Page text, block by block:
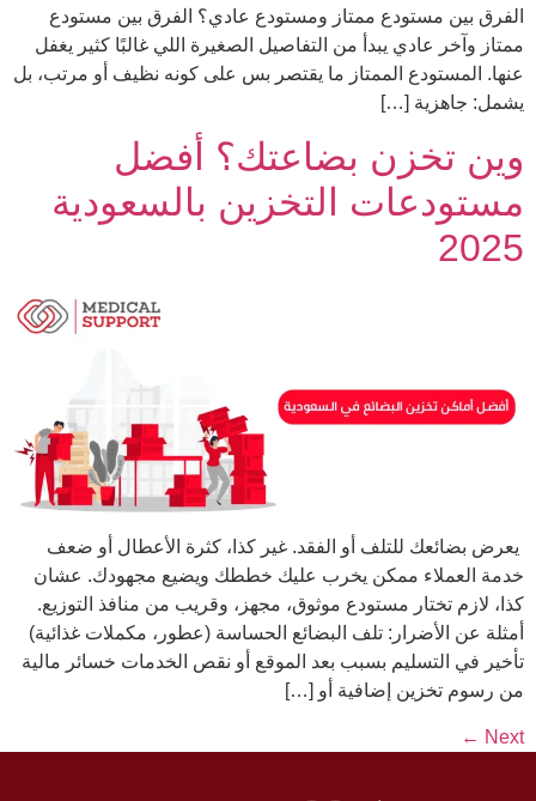
الفرق بين مستودع ممتاز ومستودع عادي؟ الفرق بين مستودع
ممتاز وآخر عادي يبدأ من التفاصيل الصغيرة اللي غالبًا كثير يغفل
عنها. المستودع الممتاز ما يقتصر بس على كونه نظيف أو مرتب، بل
يشمل: جاهزية […]
وين تخزن بضاعتك؟ أفضل
مستودعات التخزين بالسعودية
2025
يعرض بضائعك للتلف أو الفقد. غير كذا، كثرة الأعطال أو ضعف
خدمة العملاء ممكن يخرب عليك خططك ويضيع مجهودك. عشان
كذا، لازم تختار مستودع موثوق، مجهز، وقريب من منافذ التوزيع.
أمثلة عن الأضرار: تلف البضائع الحساسة (عطور، مكملات غذائية)
تأخير في التسليم بسبب بعد الموقع أو نقص الخدمات خسائر مالية
من رسوم تخزين إضافية أو […]
Next
←